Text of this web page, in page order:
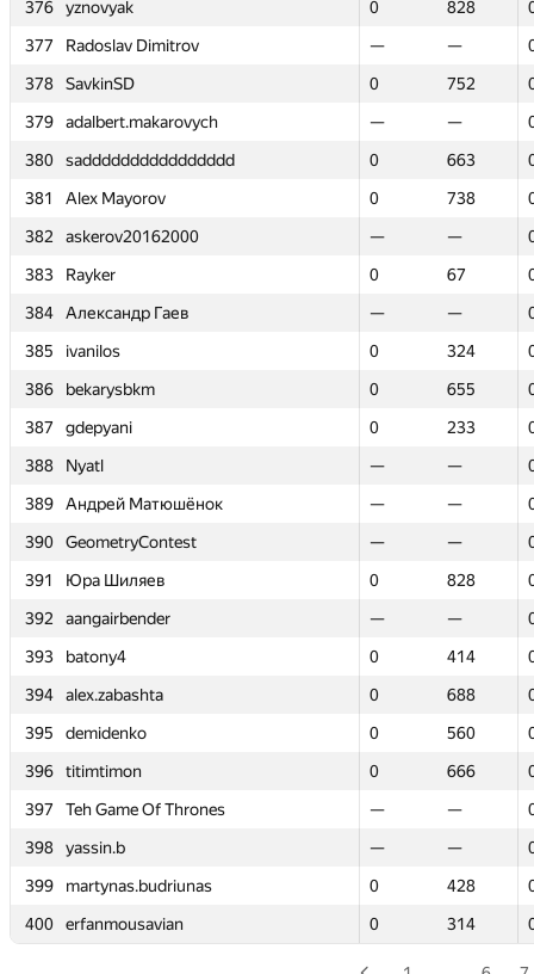
376
yznovyak 0 828
377
Radoslav Dimitrov — —
378
SavkinSD 0 752
379
adalbert.makarovych — —
380
sadddddddddddddddd 0 663
381
Alex Mayorov 0 738
382
askerov20162000 — —
383
Rayker 0 67
384
Александр Гаев — —
385
ivanilos 0 324
386
bekarysbkm 0 655
387
gdepyani 0 233
388
Nyatl — —
389
Андрей Матюшёнок — —
390
GeometryContest — —
391
Юра Шиляев 0 828
392
aangairbender — —
393
batony4 0 414
394
alex.zabashta 0 688
395
demidenko 0 560
396
titimtimon 0 666
397
Teh Game Of Thrones — —
398
yassin.b — —
399
martynas.budriunas 0 428
400
erfanmousavian 0 314
376
yznovyak 0 828
377
Radoslav Dimitrov — —
378
SavkinSD 0 752
379
adalbert.makarovych — —
380
sadddddddddddddddd 0 663
381
Alex Mayorov 0 738
382
askerov20162000 — —
383
Rayker 0 67
384
Александр Гаев — —
385
ivanilos 0 324
386
bekarysbkm 0 655
387
gdepyani 0 233
388
Nyatl — —
389
Андрей Матюшёнок — —
390
GeometryContest — —
391
Юра Шиляев 0 828
392
aangairbender — —
393
batony4 0 414
394
alex.zabashta 0 688
395
demidenko 0 560
396
titimtimon 0 666
397
Teh Game Of Thrones — —
398
yassin.b — —
399
martynas.budriunas 0 428
400
erfanmousavian 0 314